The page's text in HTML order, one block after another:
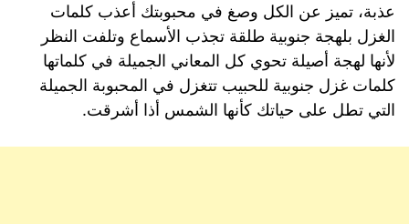
عذبة، تميز عن الكل وصغ في محبوبتك أعذب كلمات
الغزل بلهجة جنوبية طلقة تجذب الأسماع وتلفت النظر
لأنها لهجة أصيلة تحوي كل المعاني الجميلة في كلماتها
كلمات غزل جنوبية للحبيب تتغزل في المحبوبة الجميلة
التي تطل على حياتك كأنها الشمس أذا أشرقت.